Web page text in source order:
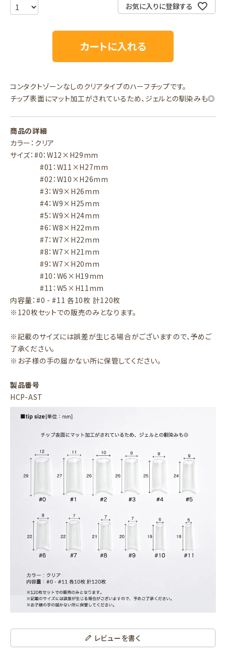
お気に入りに登録する
カートに入れる
コンタクトゾーンなしのクリアタイプのハーフチップです。
チップ表面にマット加工がされているため、ジェルとの馴染みも◎
商品の詳細
カラー：クリア
サイズ：#0：W12×H29mm
#01：W11×H27mm
#02：W10×H26mm
#3：W9×H26mm
#4：W9×H25mm
#5：W9×H24mm
#6：W8×H22mm
#7：W7×H22mm
#8：W7×H21mm
#9：W7×H20mm
#10：W6×H19mm
#11：W5×H11mm
内容量：#0 - #11 各10枚 計120枚
※120枚セットでの販売のみとなります。
※記載のサイズには誤差が生じる場合がございますので、予めご
了承ください。
※お子様の手の届かない所に保管してください。
製品番号
HCP-AST
レビューを書く